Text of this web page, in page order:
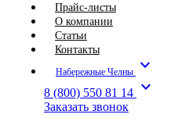
Прайс-листы
О компании
Статьи
Контакты
Набережные Челны expand_more
8 (800) 550 81 14 expand_more
Заказать звонок